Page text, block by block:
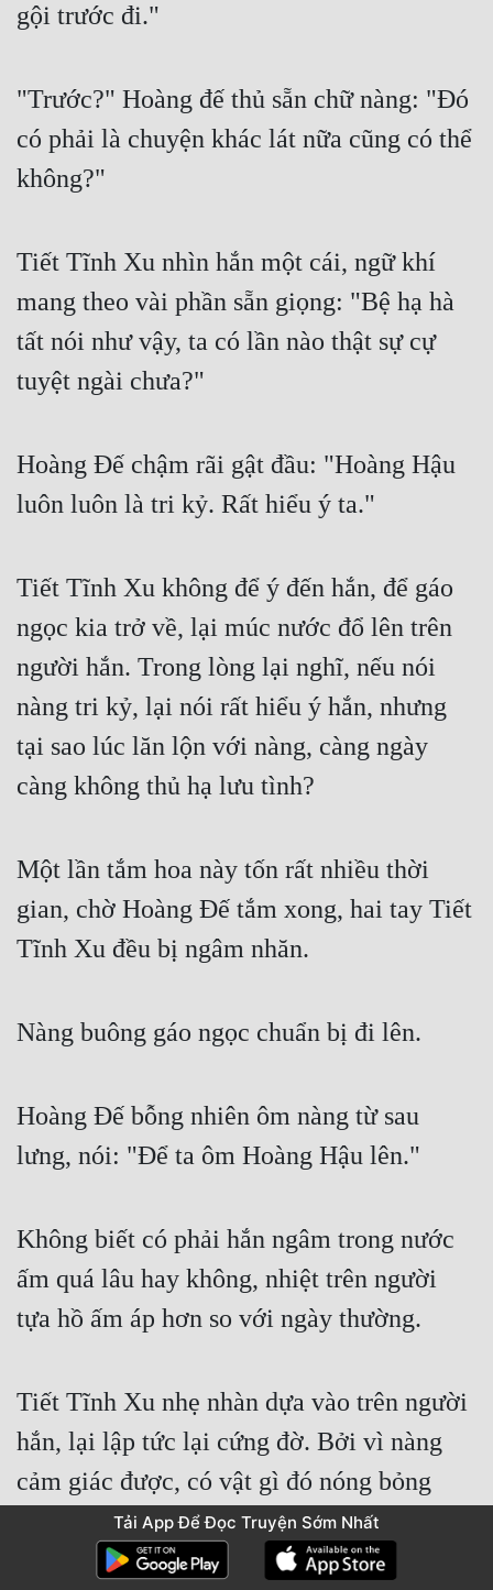
gội trước đi."
"Trước?" Hoàng đế thủ sẵn chữ nàng: "Đó
có phải là chuyện khác lát nữa cũng có thể
không?"
Tiết Tĩnh Xu nhìn hắn một cái, ngữ khí
mang theo vài phần sẵn giọng: "Bệ hạ hà
tất nói như vậy, ta có lần nào thật sự cự
tuyệt ngài chưa?"
Hoàng Đế chậm rãi gật đầu: "Hoàng Hậu
luôn luôn là tri kỷ. Rất hiểu ý ta."
Tiết Tĩnh Xu không để ý đến hắn, để gáo
ngọc kia trở về, lại múc nước đổ lên trên
người hắn. Trong lòng lại nghĩ, nếu nói
nàng tri kỷ, lại nói rất hiểu ý hắn, nhưng
tại sao lúc lăn lộn với nàng, càng ngày
càng không thủ hạ lưu tình?
Một lần tắm hoa này tốn rất nhiều thời
gian, chờ Hoàng Đế tắm xong, hai tay Tiết
Tĩnh Xu đều bị ngâm nhăn.
Nàng buông gáo ngọc chuẩn bị đi lên.
Hoàng Đế bỗng nhiên ôm nàng từ sau
lưng, nói: "Để ta ôm Hoàng Hậu lên."
Không biết có phải hắn ngâm trong nước
ấm quá lâu hay không, nhiệt trên người
tựa hồ ấm áp hơn so với ngày thường.
Tiết Tĩnh Xu nhẹ nhàn dựa vào trên người
hắn, lại lập tức lại cứng đờ. Bởi vì nàng
cảm giác được, có vật gì đó nóng bỏng
đâm vào người nàng.
Tải App Để Đọc Truyện Sớm Nhất